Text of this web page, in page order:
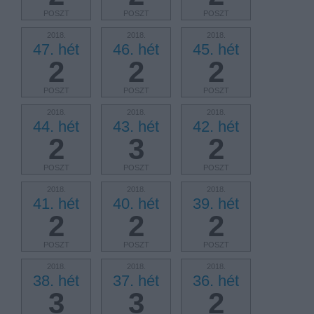
POSZT POSZT POSZT
2018.
47. hét
2
POSZT
2018.
46. hét
2
POSZT
2018.
45. hét
2
POSZT
2018.
44. hét
2
POSZT
2018.
43. hét
3
POSZT
2018.
42. hét
2
POSZT
2018.
41. hét
2
POSZT
2018.
40. hét
2
POSZT
2018.
39. hét
2
POSZT
2018.
38. hét
3
2018.
37. hét
3
2018.
36. hét
2